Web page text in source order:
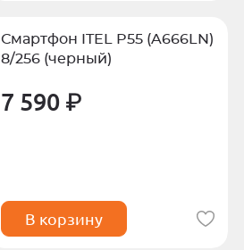
Смартфон ITEL P55 (A666LN)
8/256 (черный)
7 590 ₽
В корзину